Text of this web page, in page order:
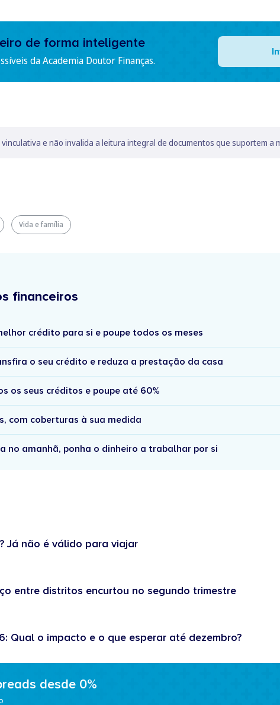
de forma inteligente
da Academia Doutor Finanças.
e não invalida a leitura integral de documentos que suportem a
Vida e família
financeiros
crédito para si e poupe todos os meses
o seu crédito e reduza a prestação da casa
os seus créditos e poupe até 60%
com coberturas à sua medida
no amanhã, ponha o dinheiro a trabalhar por si
Já não é válido para viajar
entre distritos encurtou no segundo trimestre
Qual o impacto e o que esperar até dezembro?
desde 0%